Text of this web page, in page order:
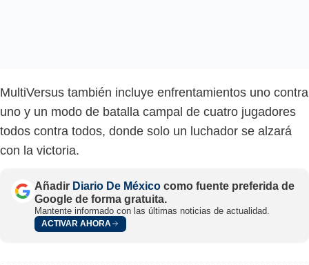
MultiVersus también incluye enfrentamientos uno contra
uno y un modo de batalla campal de cuatro jugadores
todos contra todos, donde solo un luchador se alzará
con la victoria.
Añadir Diario De México como fuente preferida de
Google de forma gratuita.
Mantente informado con las últimas noticias de actualidad.
ACTIVAR AHORA